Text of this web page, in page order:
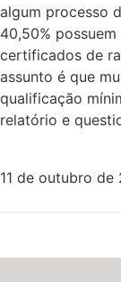
algum processo
40,50%
certificados de
assunto é que
qualificação
relatório e
11 de outubro de